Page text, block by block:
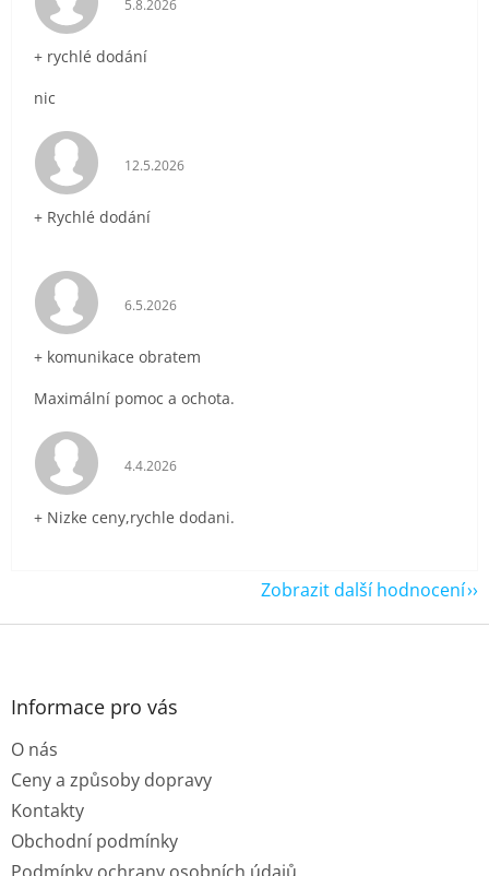
5.8.2026
+ rychlé dodání
nic
Hodnocení obchodu je 5 z 5 hvězdiček.
12.5.2026
+ Rychlé dodání
Hodnocení obchodu je 5 z 5 hvězdiček.
6.5.2026
+ komunikace obratem
Maximální pomoc a ochota.
Hodnocení obchodu je 5 z 5 hvězdiček.
4.4.2026
+ Nizke ceny,rychle dodani.
Zobrazit další hodnocení
Z
Informace pro vás
O nás
Ceny a způsoby dopravy
Kontakty
Obchodní podmínky